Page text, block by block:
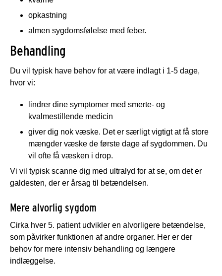
opkastning
almen sygdomsfølelse med feber.
Behandling
Du vil typisk have behov for at være indlagt i 1-5 dage,
hvor vi:
lindrer dine symptomer med smerte- og
kvalmestillende medicin
giver dig nok væske. Det er særligt vigtigt at få store
mængder væske de første dage af sygdommen. Du
vil ofte få væsken i drop.
Vi vil typisk scanne dig med ultralyd for at se, om det er
galdesten, der er årsag til betændelsen.
Mere alvorlig sygdom
Cirka hver 5. patient udvikler en alvorligere betændelse,
som påvirker funktionen af andre organer. Her er der
behov for mere intensiv behandling og længere
indlæggelse.